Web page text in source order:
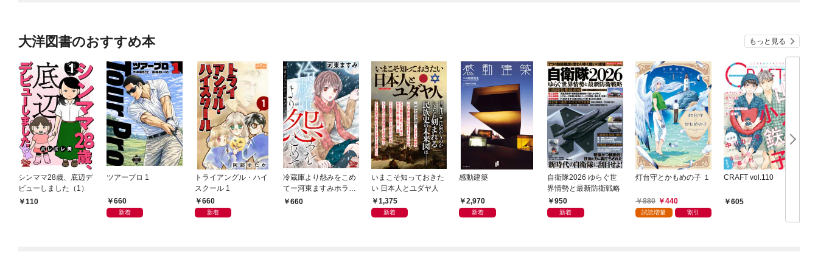
大洋図書のおすすめ本 もっと見る
シンママ28歳、底辺デ
ビューしました（1）
110
ツアープロ 1
660
新着
トライアングル・ハイ
スクール 1
660
新着
冷蔵庫より怨みをこめ
てー河東ますみホラー
コレクション 1ー
660
いまこそ知っておきた
い 日本人とユダヤ人
1,375
新着
感動建築
2,970
新着
自衛隊2026 ゆらぐ世
界情勢と最新防衛戦略
950
新着
灯台守とかもめの子 １
880 440
試読増量 割引
CRAFT vol.110
605